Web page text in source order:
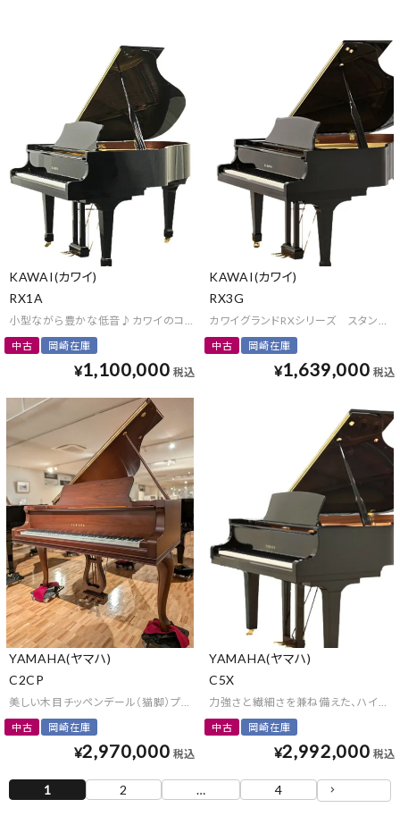
KAWAI(カワイ)
RX1A
小型ながら豊かな低音♪カワイのコンパクトグランド
中古 岡崎在庫
¥1,100,000 税込
KAWAI(カワイ)
RX3G
カワイグランドRXシリーズ スタンダ
中古 岡崎在庫
¥1,639,000 税込
YAMAHA(ヤマハ)
C2CP
美しい木目チッペンデール（猫脚）プレミアム仕様
中古 岡崎在庫
¥2,970,000 税込
YAMAHA(ヤマハ)
C5X
力強さと繊細さを兼ね備えた、ハイレ
中古 岡崎在庫
¥2,992,000 税込
1 2 … 4